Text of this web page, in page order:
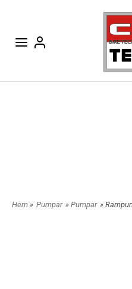
Hem » Pumpar » Pumpar »